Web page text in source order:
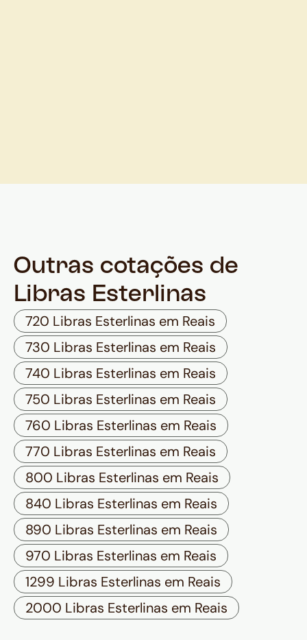
Outras cotações de
Libras Esterlinas
720 Libras Esterlinas em Reais
730 Libras Esterlinas em Reais
740 Libras Esterlinas em Reais
750 Libras Esterlinas em Reais
760 Libras Esterlinas em Reais
770 Libras Esterlinas em Reais
800 Libras Esterlinas em Reais
840 Libras Esterlinas em Reais
890 Libras Esterlinas em Reais
970 Libras Esterlinas em Reais
1299 Libras Esterlinas em Reais
2000 Libras Esterlinas em Reais